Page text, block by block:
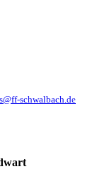
schwalbach.de